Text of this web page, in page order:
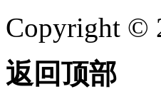
Copyright ©
返回顶部